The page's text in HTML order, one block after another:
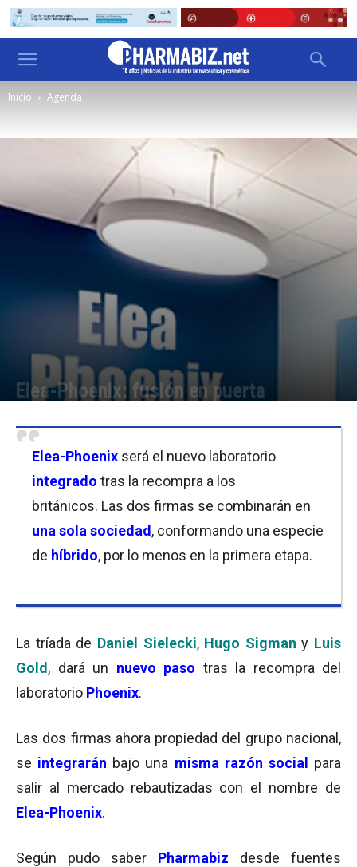
Inicio Agenda
Elea-Phoenix: fusión en puerta
Elea-Phoenix será el nuevo laboratorio
integrado tras la recompra a los
británicos. Las dos firmas se combinarán en
una sola sociedad , conformando una especie
de híbrido, por lo menos en la primera etapa.
La tríada de Daniel Sielecki, Hugo Sigman y Luis
Gold , dará un nuevo paso tras la recompra del
laboratorio Phoenix.
Las dos firmas ahora propiedad del grupo nacional,
se integrarán bajo una misma razón social
para
salir al mercado rebautizadas con el nombre de
Elea-Phoenix.
Según pudo saber Pharmabiz desde fuentes